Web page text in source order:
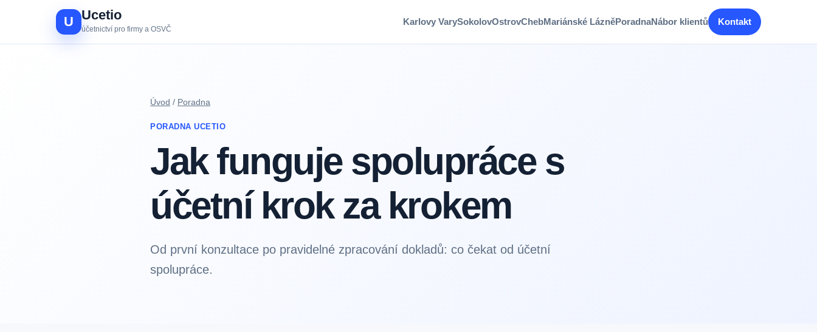
U Ucetio
účetnictví pro firmy a OSVČ
Karlovy VarySokolovOstrovChebMariánské LázněPoradnaNábor klientů Kontakt
Úvod / Poradna
PORADNA UCETIO
Jak funguje spolupráce s
účetní krok za krokem
Od první konzultace po pravidelné zpracování dokladů: co čekat od účetní
spolupráce.